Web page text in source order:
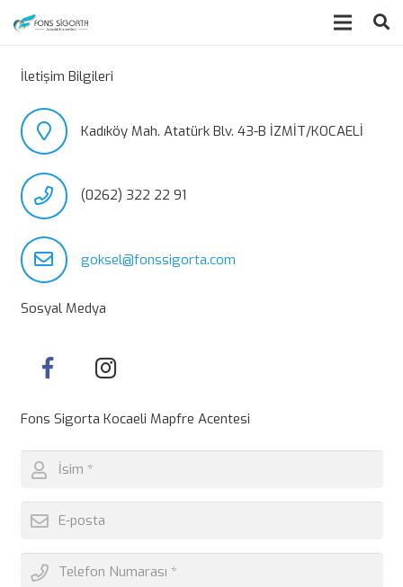
İletişim Bilgileri
Kadıköy Mah. Atatürk Blv. 43-B İZMİT/KOCAELİ
(0262) 322 22 91
goksel@fonssigorta.com
Sosyal Medya
Fons Sigorta Kocaeli Mapfre Acentesi